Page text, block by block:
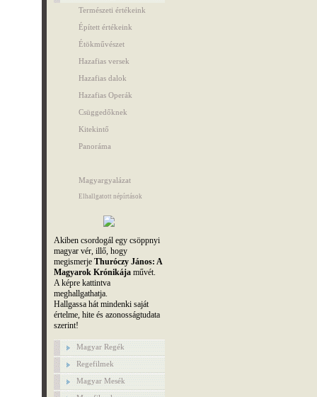
Természeti értékeink
Épített értékeink
Étökművészet
Hazafias versek
Hazafias dalok
Hazafias Operák
Csüggedőknek
Kitekintő
Panoráma
Magyargyalázat
Elhallgatott népírtások
Akiben csordogál egy csöppnyi
magyar vér, illő, hogy
megismerje Thuróczy János: A
Magyarok Krónikájaművét.
A képre kattintva
meghallgathatja.
Hallgassa hát mindenki saját
értelme, hite és azonosságtudata
szerint!
Magyar Regék
Regefilmek
Magyar Mesék